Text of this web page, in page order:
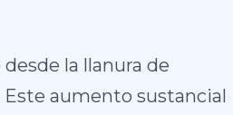
la llanura de
aumento sustancial